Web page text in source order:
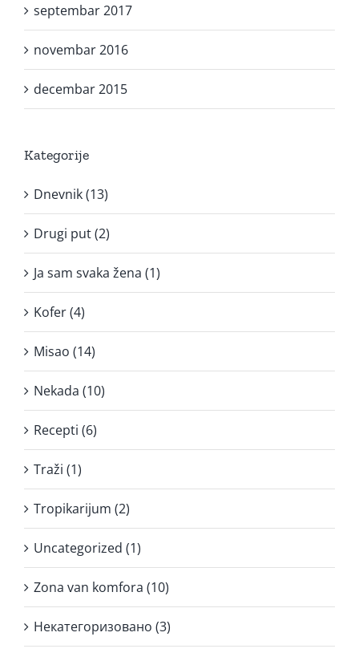
septembar 2017
novembar 2016
decembar 2015
Kategorije
Dnevnik (13)
Drugi put (2)
Ja sam svaka žena (1)
Kofer (4)
Misao (14)
Nekada (10)
Recepti (6)
Traži (1)
Tropikarijum (2)
Uncategorized (1)
Zona van komfora (10)
Некатегоризовано (3)